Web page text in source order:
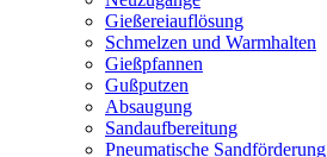
Gießereiauflösung
Schmelzen und Warmhalten
Gießpfannen
Gußputzen
Absaugung
Sandaufbereitung
Pneumatische Sandförderung